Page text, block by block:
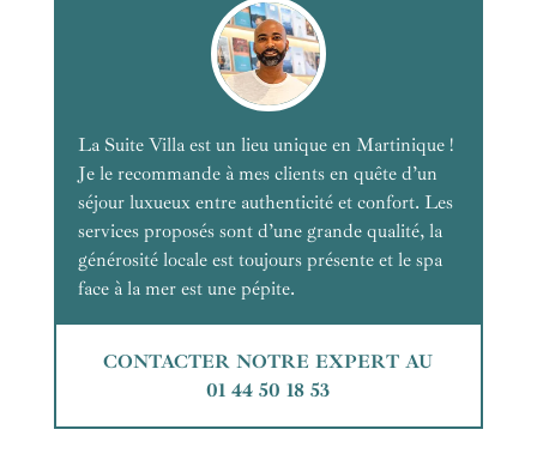
La Suite Villa est un lieu unique en Martinique !
Je le recommande à mes clients en quête d’un
séjour luxueux entre authenticité et confort. Les
services proposés sont d’une grande qualité, la
générosité locale est toujours présente et le spa
face à la mer est une pépite.
CONTACTER NOTRE EXPERT AU
01 44 50 18 53